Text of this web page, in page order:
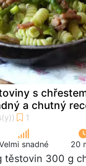
s
a chutný
snadné 20
těstovin 300 g